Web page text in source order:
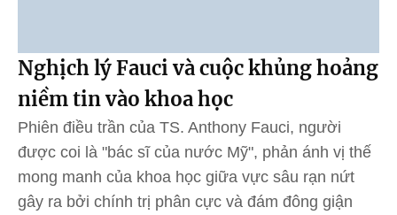
Nghịch lý Fauci và cuộc khủng hoảng
niềm tin vào khoa học
Phiên điều trần của TS. Anthony Fauci, người
được coi là "bác sĩ của nước Mỹ", phản ánh vị thế
mong manh của khoa học giữa vực sâu rạn nứt
gây ra bởi chính trị phân cực và đám đông giận